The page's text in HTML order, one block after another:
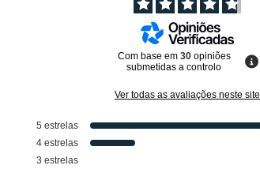
Com base em 30 opiniões
submetidas a controlo
Ver todas as avaliações neste site
5 estrelas
4 estrelas
3 estrelas